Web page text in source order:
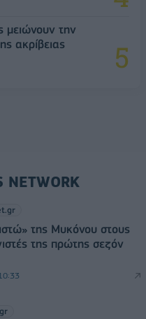
μειώνουν την
ακρίβειας
NETWORK
της Μυκόνου στους
της πρώτης σεζόν